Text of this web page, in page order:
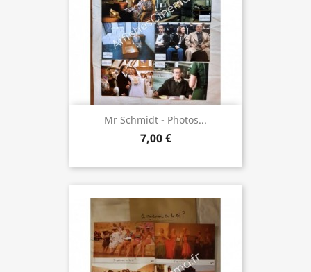
Mr Schmidt - Photos...
7,00 €